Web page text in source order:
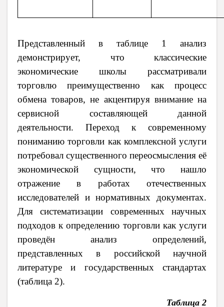
Представленный в таблице 1 анализ
демонстрирует, что классические
экономические школы рассматривали
торговлю преимущественно как процесс
обмена товаров, не акцентируя внимание на
сервисной составляющей данной
деятельности. Переход к современному
пониманию торговли как комплексной услуги
потребовал существенного переосмысления её
экономической сущности, что нашло
отражение в работах отечественных
исследователей и нормативных документах.
Для систематизации современных научных
подходов к определению торговли как услуги
проведён анализ определений,
представленных в российской научной
литературе и государственных стандартах
(таблица 2).
Таблица 2